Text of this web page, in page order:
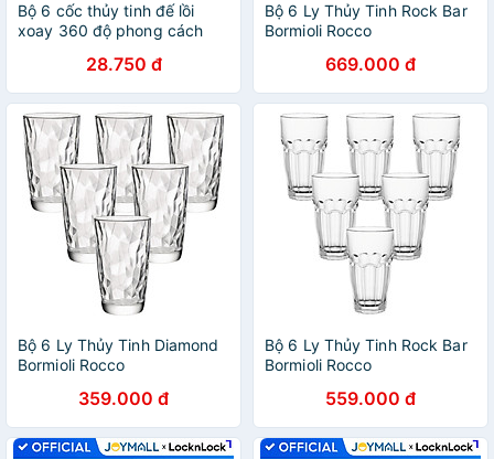
Bộ 6 cốc thủy tinh đế lồi
xoay 360 độ phong cách
giao vân ngẫu nhiên )
28.750 đ
Bộ 6 Ly Thủy Tinh Rock Bar
Bormioli Rocco
Ly) - Xanh Biển
669.000 đ
Bộ 6 Ly Thủy Tinh Diamond
Bormioli Rocco
359.000 đ
Bộ 6 Ly Thủy Tinh Rock Bar
Bormioli Rocco
559.000 đ